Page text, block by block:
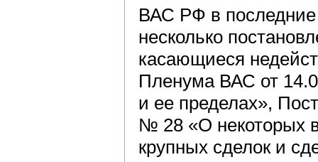
ВАС РФ в последние
несколько
касающиеся
Пленума ВАС от
и ее пределах»,
№ 28 «О некоторых
крупных сделок и